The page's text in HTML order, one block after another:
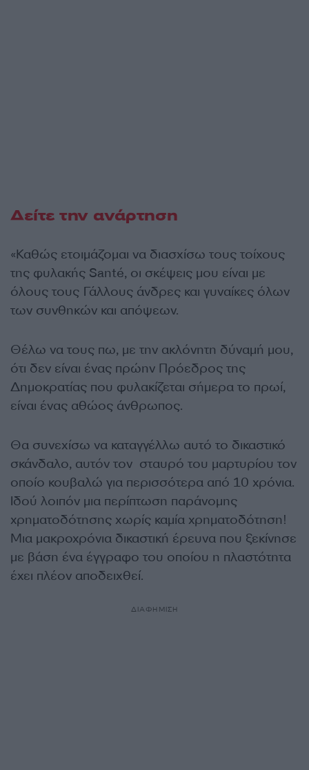
Δείτε την ανάρτηση
«Καθώς ετοιμάζομαι να διασχίσω τους τοίχους
της φυλακής Santé, οι σκέψεις μου είναι με
όλους τους Γάλλους άνδρες και γυναίκες όλων
των συνθηκών και απόψεων.
Θέλω να τους πω, με την ακλόνητη δύναμή μου,
ότι δεν είναι ένας πρώην Πρόεδρος της
Δημοκρατίας που φυλακίζεται σήμερα το πρωί,
είναι ένας αθώος άνθρωπος.
Θα συνεχίσω να καταγγέλλω αυτό το δικαστικό
σκάνδαλο, αυτόν τον σταυρό του μαρτυρίου τον
οποίο κουβαλώ για περισσότερα από 10 χρόνια.
Ιδού λοιπόν μια περίπτωση παράνομης
χρηματοδότησης χωρίς καμία χρηματοδότηση!
Μια μακροχρόνια δικαστική έρευνα που ξεκίνησε
με βάση ένα έγγραφο του οποίου η πλαστότητα
έχει πλέον αποδειχθεί.
ΔΙΑΦΗΜΙΣΗ